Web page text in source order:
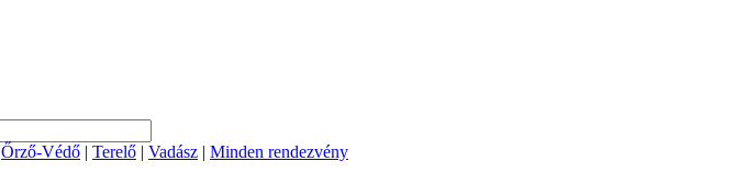
Őrző-Védő | Terelő | Vadász | Minden rendezvény